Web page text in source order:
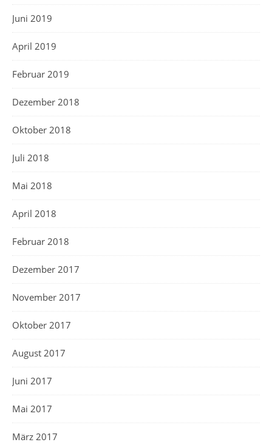
Juni 2019
April 2019
Februar 2019
Dezember 2018
Oktober 2018
Juli 2018
Mai 2018
April 2018
Februar 2018
Dezember 2017
November 2017
Oktober 2017
August 2017
Juni 2017
Mai 2017
März 2017